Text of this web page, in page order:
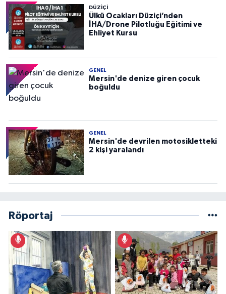
DÜZIÇI
Ülkü Ocakları Düziçi’nden
İHA/Drone Pilotluğu Eğitimi ve
Ehliyet Kursu
GENEL
Mersin'de denize giren çocuk
boğuldu
GENEL
Mersin'de devrilen motosikletteki
2 kişi yaralandı
Röportaj